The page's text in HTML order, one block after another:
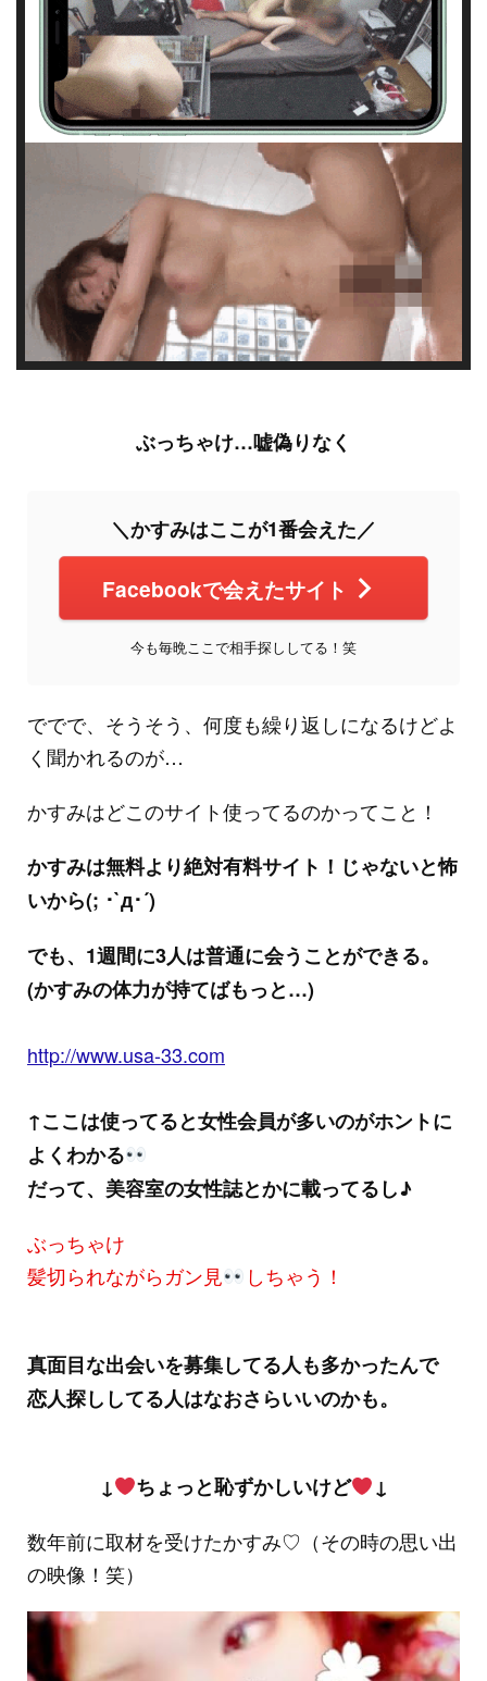
ぶっちゃけ…嘘偽りなく
＼かすみはここが1番会えた／
Facebookで会えたサイト
今も毎晩ここで相手探ししてる！笑
ででで、そうそう、何度も繰り返しになるけどよ
く聞かれるのが…
かすみはどこのサイト使ってるのかってこと！
かすみは無料より絶対有料サイト！じゃないと怖
いから(; ･`д･´)
でも、1週間に3人は普通に会うことができる。
(かすみの体力が持てばもっと…)
http://www.usa-33.com
↑ここは使ってると女性会員が多いのがホントに
よくわかる
だって、美容室の女性誌とかに載ってるし♪
ぶっちゃけ
髪切られながらガン見
しちゃう！
真面目な出会いを募集してる人も多かったんで
恋人探ししてる人はなおさらいいのかも。
↓ ちょっと恥ずかしいけど
↓
数年前に取材を受けたかすみ♡（その時の思い出
の映像！笑）
動
プ